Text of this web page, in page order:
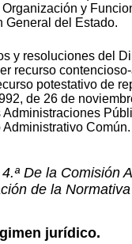
y
General del Estado.
y resoluciones del
recurso
potestativo de
de 26 de
Administrativo Común.
De la Comisión
de la
jurídico.